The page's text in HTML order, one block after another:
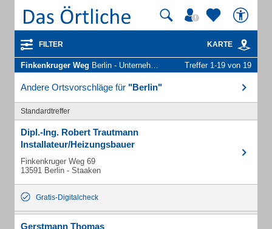
FILTER KARTE
Finkenkruger Weg Berlin - Unternehmen und Personen Treffer 1-19 von 19
Andere Ortsvorschläge für "Berlin"
Standardtreffer
Dipl.-Ing. Robert Trautmann
Installateur/Heizungsbauer
Finkenkruger Weg 69
13591 Berlin - Staaken
Gratis-Digitalcheck
Gerstmann Thomas